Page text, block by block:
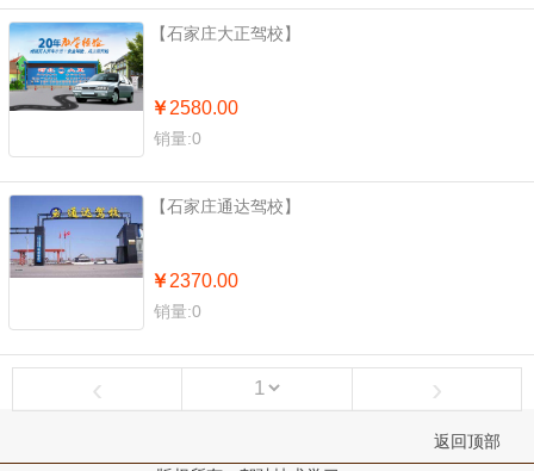
【石家庄大正驾校】
￥2580.00
销量:0
【石家庄通达驾校】
￥2370.00
销量:0
‹ ›
返回顶部